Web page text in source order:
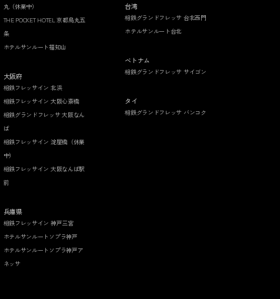
丸（休業中）
THE POCKET HOTEL 京都烏丸五
条
ホテルサンルート福知山
大阪府
相鉄フレッサイン 北浜
相鉄フレッサイン 大阪心斎橋
相鉄グランドフレッサ 大阪なん
ば
相鉄フレッサイン 淀屋橋（休業
中）
相鉄フレッサイン 大阪なんば駅
前
兵庫県
相鉄フレッサイン 神戸三宮
ホテルサンルートソプラ神戸
ホテルサンルートソプラ神戸ア
ネッサ
台湾
相鉄グランドフレッサ 台北西門
ホテルサンルート台北
ベトナム
相鉄グランドフレッサ サイゴン
タイ
相鉄グランドフレッサ バンコク